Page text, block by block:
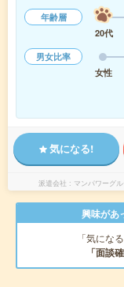
年齢層
20代
男女比率
女性
気になる!
派遣会社 マンパワーグ
興味があ
「気にな
「面談